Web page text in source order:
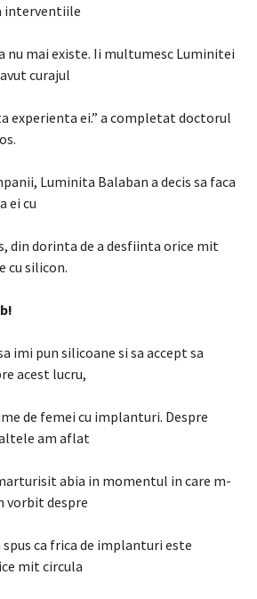
interventiile
nu mai existe. Ii multumesc Luminitei
curajul
experienta ei.” a completat doctorul
Luminita Balaban a decis sa faca
ei cu
din dorinta de a desfiinta orice mit
cu silicon.
imi pun silicoane si sa accept sa
acest lucru,
de femei cu implanturi. Despre
am aflat
abia in momentul in care m-
vorbit despre
ca frica de implanturi este
mit circula